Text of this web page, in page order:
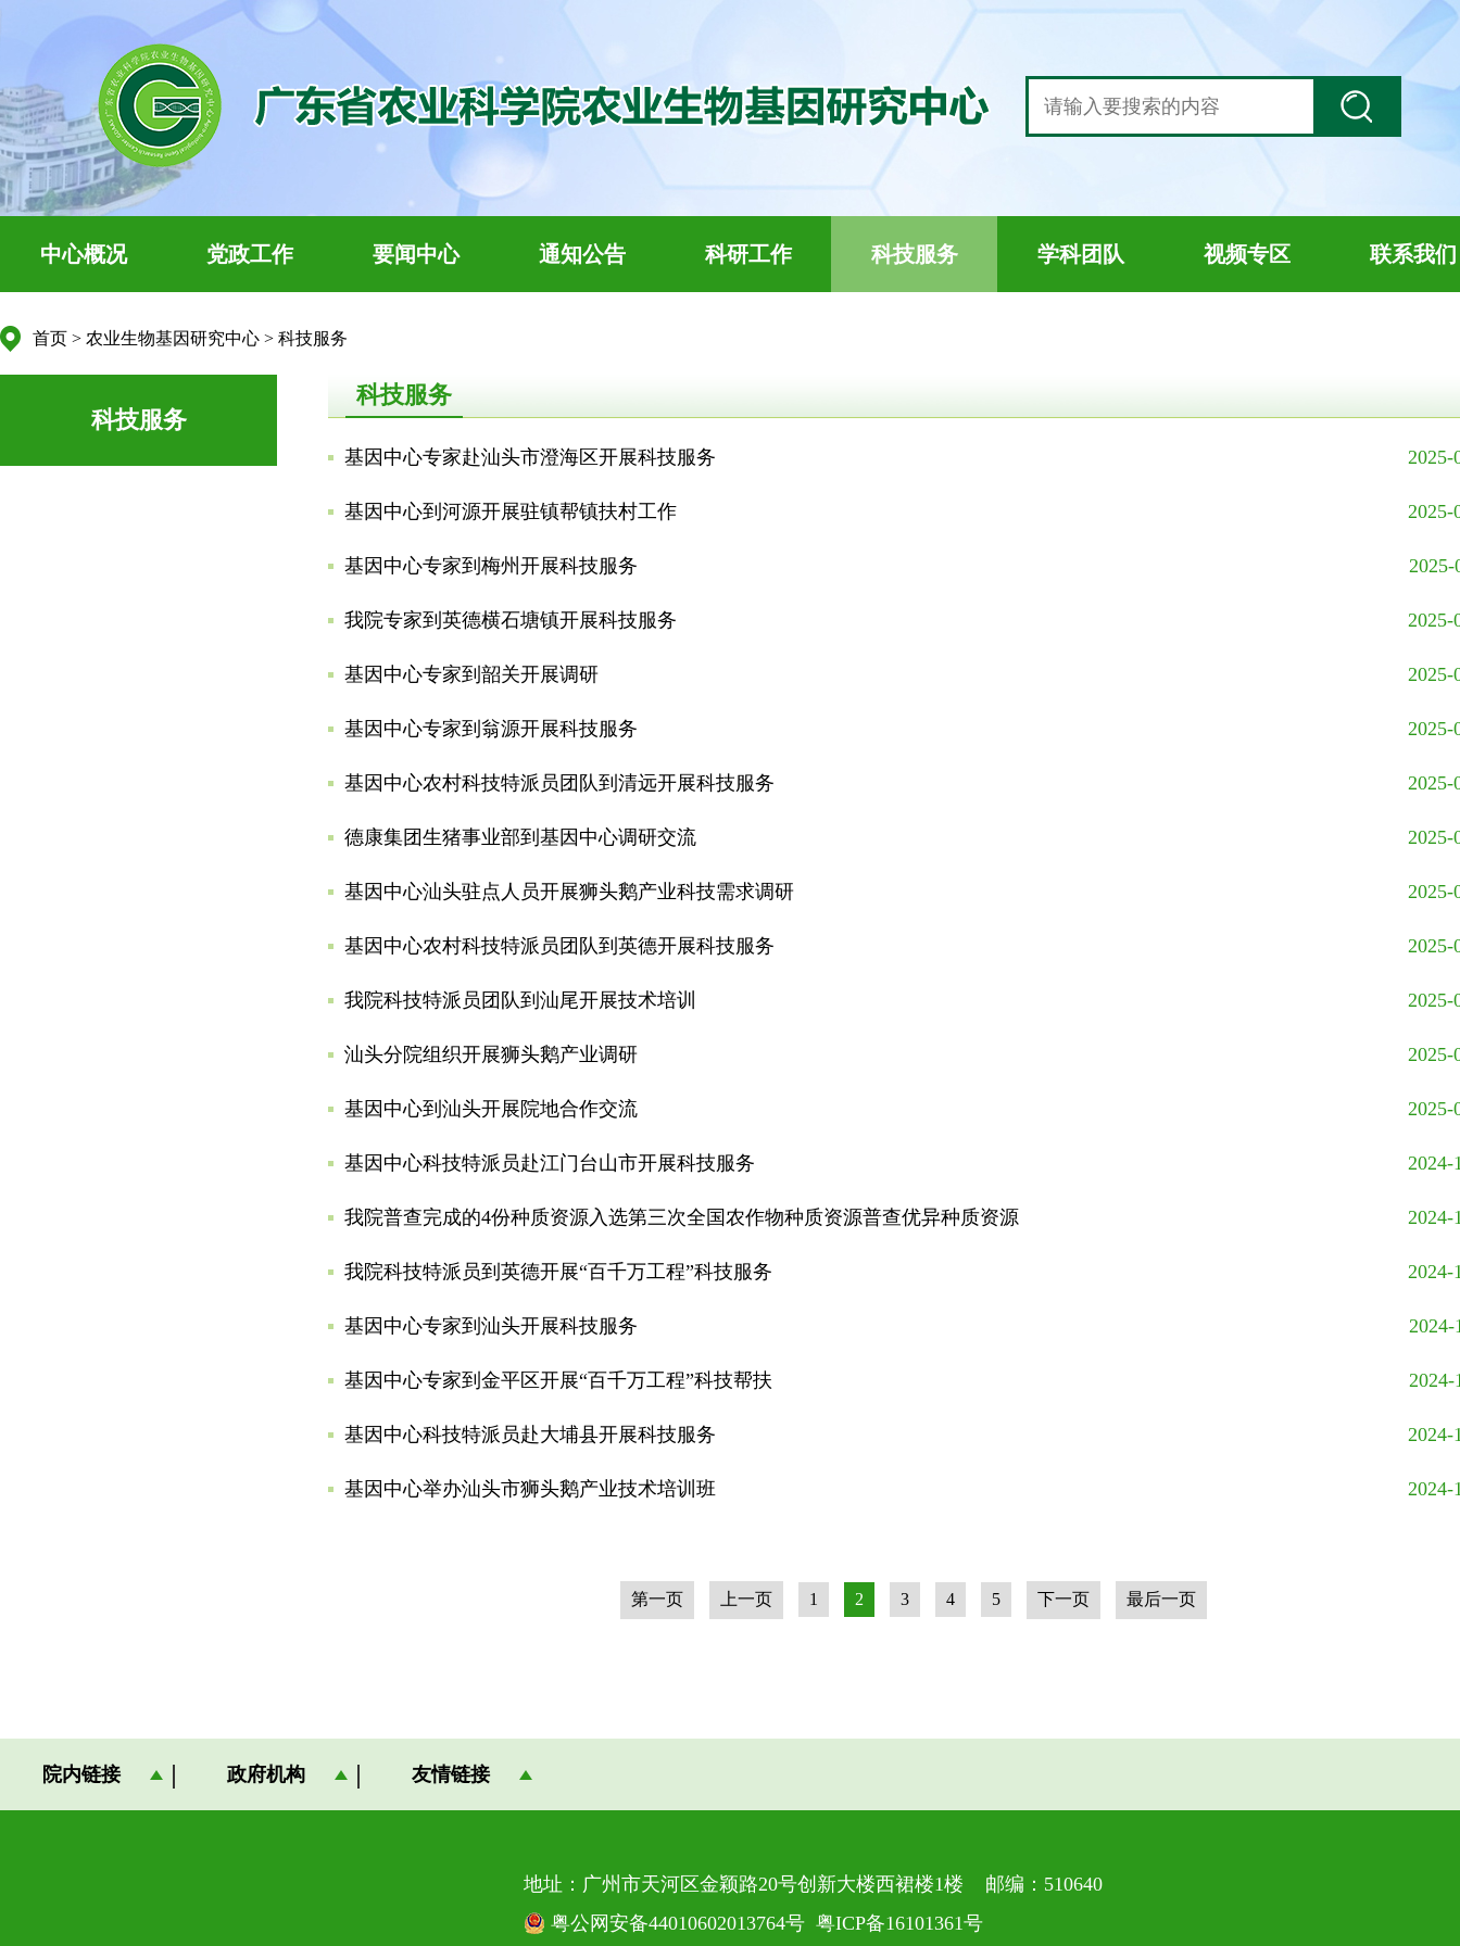
中心概况 党政工作 要闻中心 通知公告 科研工作 科技服务 学科团队 视频专区 联系我们
首页 > 农业生物基因研究中心 > 科技服务
科技服务
科技服务
基因中心专家赴汕头市澄海区开展科技服务 2025-
基因中心到河源开展驻镇帮镇扶村工作 2025-
基因中心专家到梅州开展科技服务 2025-
我院专家到英德横石塘镇开展科技服务 2025-
基因中心专家到韶关开展调研 2025-
基因中心专家到翁源开展科技服务 2025-
基因中心农村科技特派员团队到清远开展科技服务 2025-
德康集团生猪事业部到基因中心调研交流 2025-
基因中心汕头驻点人员开展狮头鹅产业科技需求调研 2025-
基因中心农村科技特派员团队到英德开展科技服务 2025-
我院科技特派员团队到汕尾开展技术培训 2025-
汕头分院组织开展狮头鹅产业调研 2025-
基因中心到汕头开展院地合作交流 2025-
基因中心科技特派员赴江门台山市开展科技服务 2024-
我院普查完成的4份种质资源入选第三次全国农作物种质资源普查优异种质资源 2024-
我院科技特派员到英德开展“百千万工程”科技服务 2024-
基因中心专家到汕头开展科技服务 2024-
基因中心专家到金平区开展“百千万工程”科技帮扶 2024-
基因中心科技特派员赴大埔县开展科技服务 2024-
基因中心举办汕头市狮头鹅产业技术培训班 2024-
第一页 上一页 1 2 3 4 5 下一页 最后一页
院内链接 政府机构 友情链接
地址：广州市天河区金颖路20号创新大楼西裙楼1楼 邮编：510640
粤公网安备44010602013764号 粤ICP备16101361号